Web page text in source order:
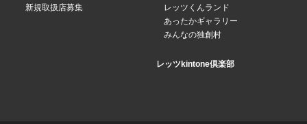
新規取扱店募集
レッツくんランド
あったかギャラリー
みんなの独創村
レッツkintone倶楽部